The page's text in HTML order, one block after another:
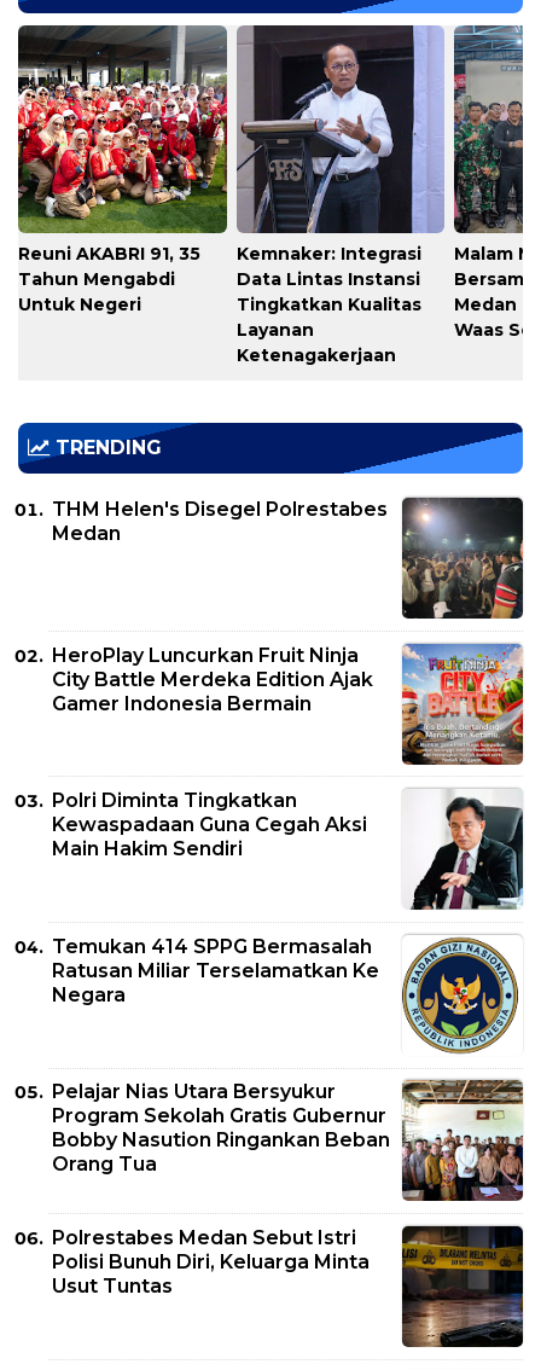
Reuni AKABRI 91, 35
Tahun Mengabdi
Untuk Negeri
Kemnaker: Integrasi
Data Lintas Instansi
Tingkatkan Kualitas
Layanan
Ketenagakerjaan
Malam
Bersama
Medan
Waas
TRENDING
THM Helen's Disegel Polrestabes
Medan
HeroPlay Luncurkan Fruit Ninja
City Battle Merdeka Edition Ajak
Gamer Indonesia Bermain
Polri Diminta Tingkatkan
Kewaspadaan Guna Cegah Aksi
Main Hakim Sendiri
Temukan 414 SPPG Bermasalah
Ratusan Miliar Terselamatkan Ke
Negara
Pelajar Nias Utara Bersyukur
Program Sekolah Gratis Gubernur
Bobby Nasution Ringankan Beban
Orang Tua
Polrestabes Medan Sebut Istri
Polisi Bunuh Diri, Keluarga Minta
Usut Tuntas